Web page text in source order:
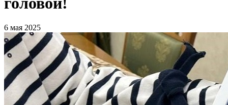
6 мая 2025